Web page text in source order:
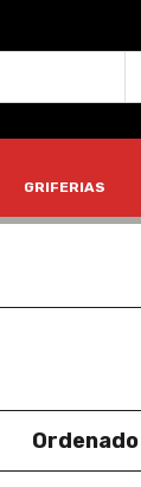
GRIFERIAS
Ordenado